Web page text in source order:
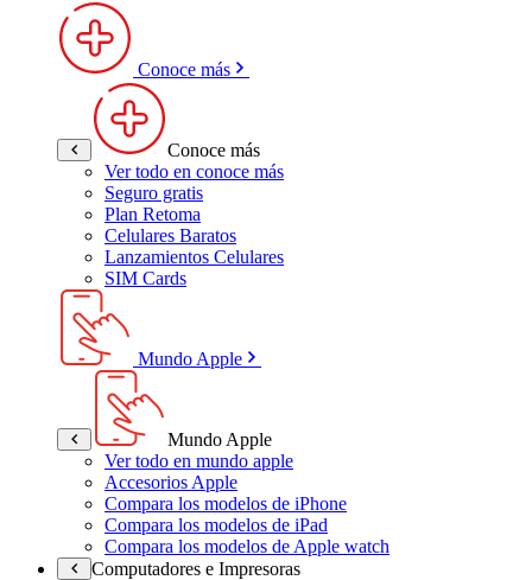
Conoce más
Conoce más
Ver todo en conoce más
Seguro gratis
Plan Retoma
Celulares Baratos
Lanzamientos Celulares
SIM Cards
Mundo Apple
Mundo Apple
Ver todo en mundo apple
Accesorios Apple
Compara los modelos de iPhone
Compara los modelos de iPad
Compara los modelos de Apple watch
Computadores e Impresoras